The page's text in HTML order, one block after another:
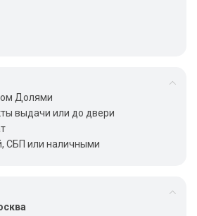
Долями
выдачи или до двери
СБП или наличными